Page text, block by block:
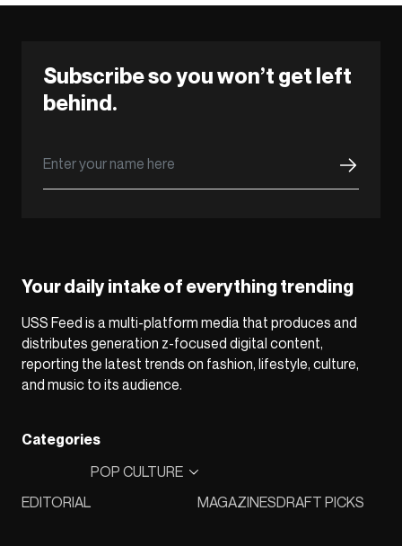
Subscribe so you won’t get left
behind.
Your daily intake of everything trending
USS Feed is a multi-platform media that produces and
distributes generation z-focused digital content,
reporting the latest trends on fashion, lifestyle, culture,
and music to its audience.
Categories
EDITORIAL
POP CULTURE
MAGAZINESDRAFT PICKS